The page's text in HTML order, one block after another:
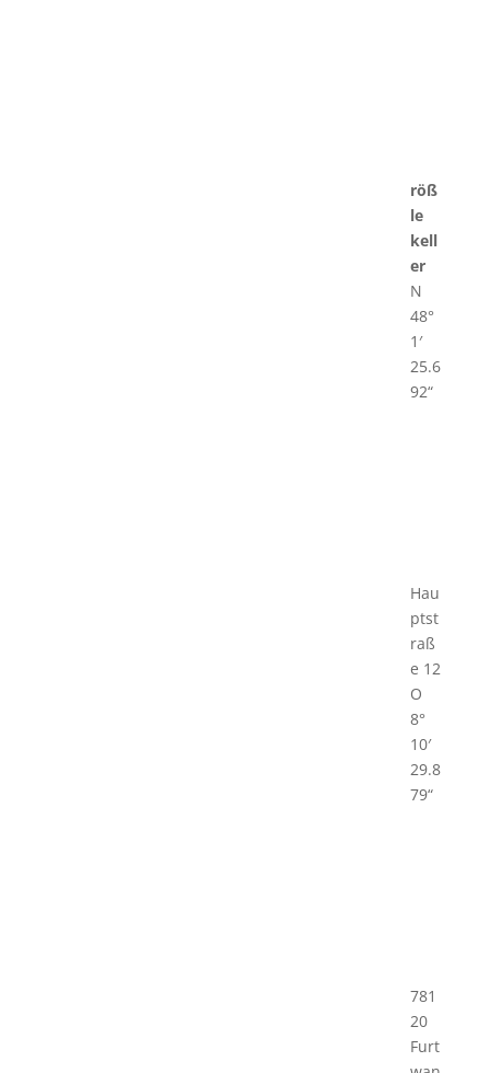
röß
le
kell
er
N
48°
1′
25.6
92“
Hau
ptst
raß
e 12
O
8°
10′
29.8
79“
781
20
Furt